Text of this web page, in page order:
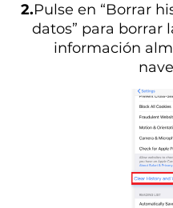
2.Pulse en “Borrar
datos” para borrar
información